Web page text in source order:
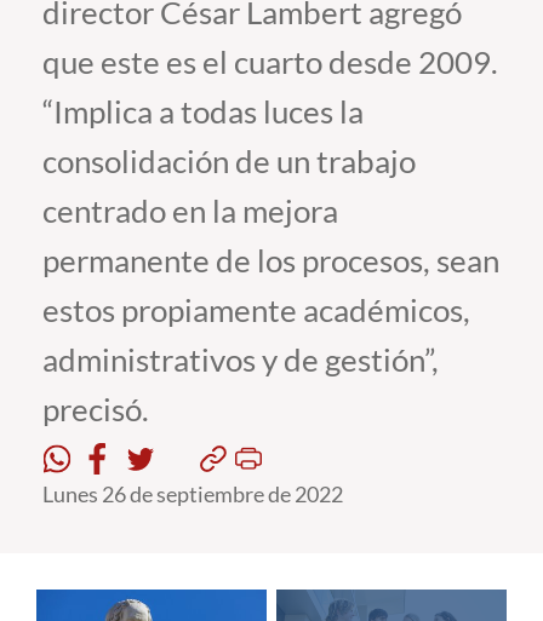
Pregrado
Estudiantes
Académicos
Funcionarios
Alumni
English
director César Lambert agregó
que este es el cuarto desde 2009.
“Implica a todas luces la
consolidación de un trabajo
centrado en la mejora
permanente de los procesos, sean
estos propiamente académicos,
administrativos y de gestión”,
precisó.
Lunes 26 de septiembre de 2022